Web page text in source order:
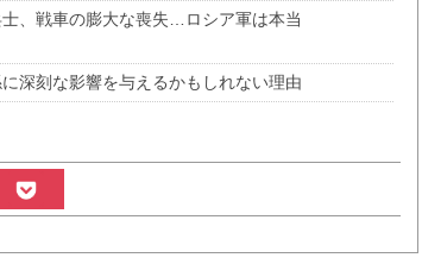
、戦車の膨大な喪失…ロシア軍は本当
深刻な影響を与えるかもしれない理由